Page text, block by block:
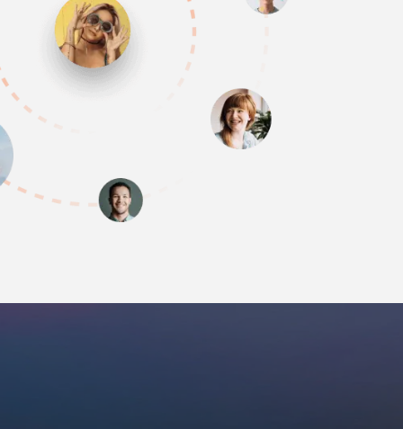
chuyên nghiệp, tài xế thân thiện, lịch trình linh hoạt
sóc khách rất tận tâm. Đi tour mà cảm giác như đi
người thân – thoải mái, an tâm và đáng nhớ.